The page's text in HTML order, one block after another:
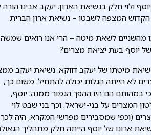
ולוי חלק בנשיאת הארון. יעקב אבינו
המצפה לשבטו – נשיאת ארון הברית.
מהשניים לשאת מיטה – הרי אנו רואים שמשה
יוסף בעת יציאת מצרים?
מיטתו של יעקב דווקא. נשיאת יעקב
לא הייתה הגלות יכולה להתחיל. משום כך,
במהותם הם היו ההפך הגמור ממנה: יוסף,
המצרים על בני-ישראל. וכך בני שבט לוי
(וכפי שמסבירים מפרשי המקרא, היה לכך
ארונו של יוסף הייתה חלק מתהליך